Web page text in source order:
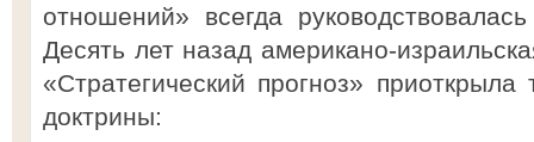
отношений» всегда
Десять лет назад американо-
«Стратегический прогноз»
доктрины: